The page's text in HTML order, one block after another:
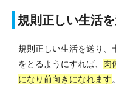
規則正しい生活
規則正しい生活を送り、
をとるようにすれば、 肉
になり前向きになれます。